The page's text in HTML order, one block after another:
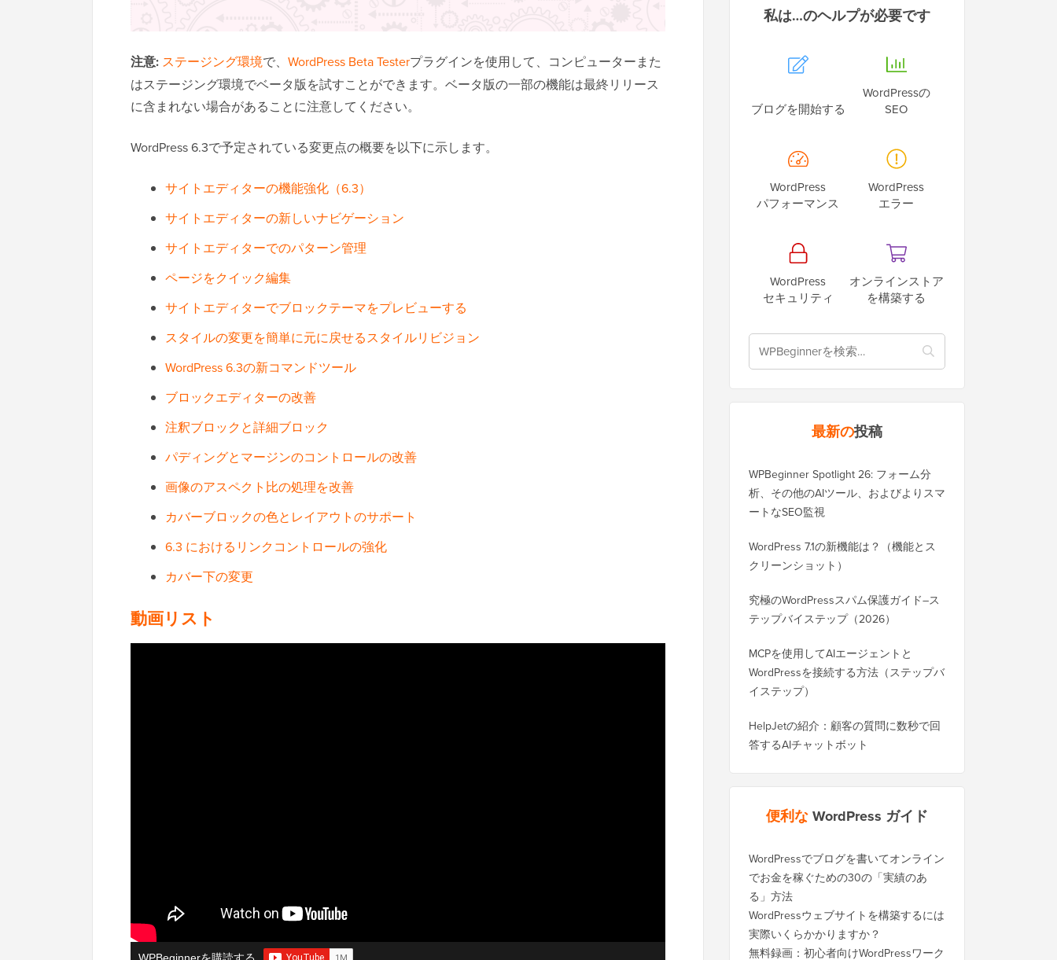
注意: ステージング環境で、 WordPress Beta Testerプラグインを使用して、コンピューターまた
はステージング環境でベータ版を試すことができます。ベータ版の一部の機能は最終リリース
に含まれない場合があることに注意してください。
WordPress 6.3で予定されている変更点の概要を以下に示します。
サイトエディターの機能強化（6.3）
サイトエディターの新しいナビゲーション
サイトエディターでのパターン管理
ページをクイック編集
サイトエディターでブロックテーマをプレビューする
スタイルの変更を簡単に元に戻せるスタイルリビジョン
WordPress 6.3の新コマンドツール
ブロックエディターの改善
注釈ブロックと詳細ブロック
パディングとマージンのコントロールの改善
画像のアスペクト比の処理を改善
カバーブロックの色とレイアウトのサポート
6.3 におけるリンクコントロールの強化
カバー下の変更
動画リスト
私は…のヘルプが必要です
ブログを開始する
WordPressの
SEO
WordPress
パフォーマンス
WordPress
エラー
WordPress
セキュリティ
オンラインストア
を構築する
最新の投稿
WPBeginner Spotlight 26: フォーム分
析、その他のAIツール、およびよりスマ
ートなSEO監視
WordPress 7.1の新機能は？（機能とス
クリーンショット）
究極のWordPressスパム保護ガイド–ス
テップバイステップ（2026）
MCPを使用してAIエージェントと
WordPressを接続する方法（ステップバ
イステップ）
HelpJetの紹介：顧客の質問に数秒で回
答するAIチャットボット
便利なWordPress ガイド
WordPressでブログを書いてオンライン
でお金を稼ぐための30の「実績のあ
る」方法
WordPressウェブサイトを構築するには
実際いくらかかりますか？
無料録画：初心者向けWordPressワーク